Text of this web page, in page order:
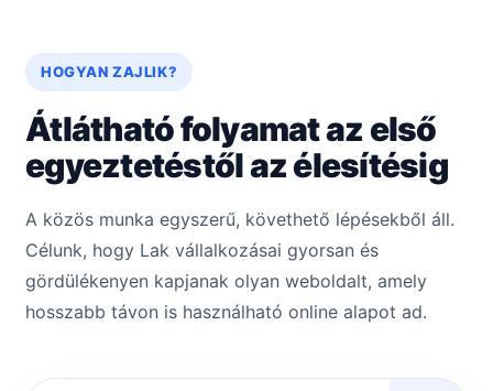
HOGYAN ZAJLIK?
Átlátható folyamat az első
egyeztetéstől az élesítésig
A közös munka egyszerű, követhető lépésekből áll.
Célunk, hogy Lak vállalkozásai gyorsan és
gördülékenyen kapjanak olyan weboldalt, amely
hosszabb távon is használható online alapot ad.